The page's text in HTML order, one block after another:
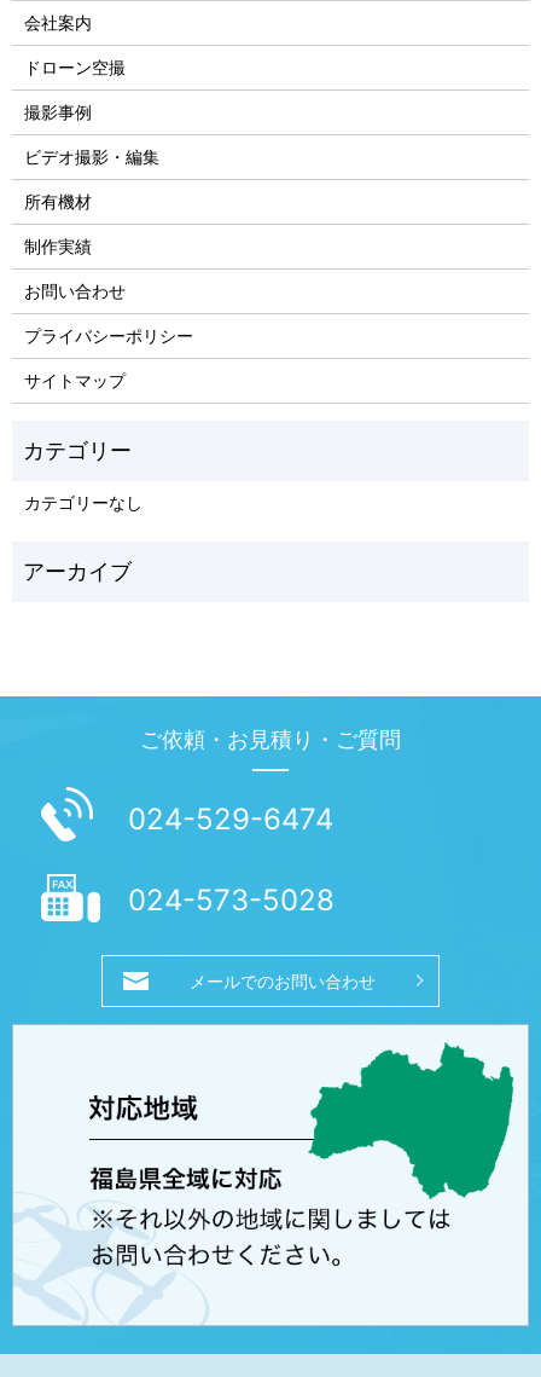
会社案内
ドローン空撮
撮影事例
ビデオ撮影・編集
所有機材
制作実績
お問い合わせ
プライバシーポリシー
サイトマップ
カテゴリーなし
ご依頼・お見積り・ご質問
024-529-6474
024-573-5028
メールでのお問い合わせ